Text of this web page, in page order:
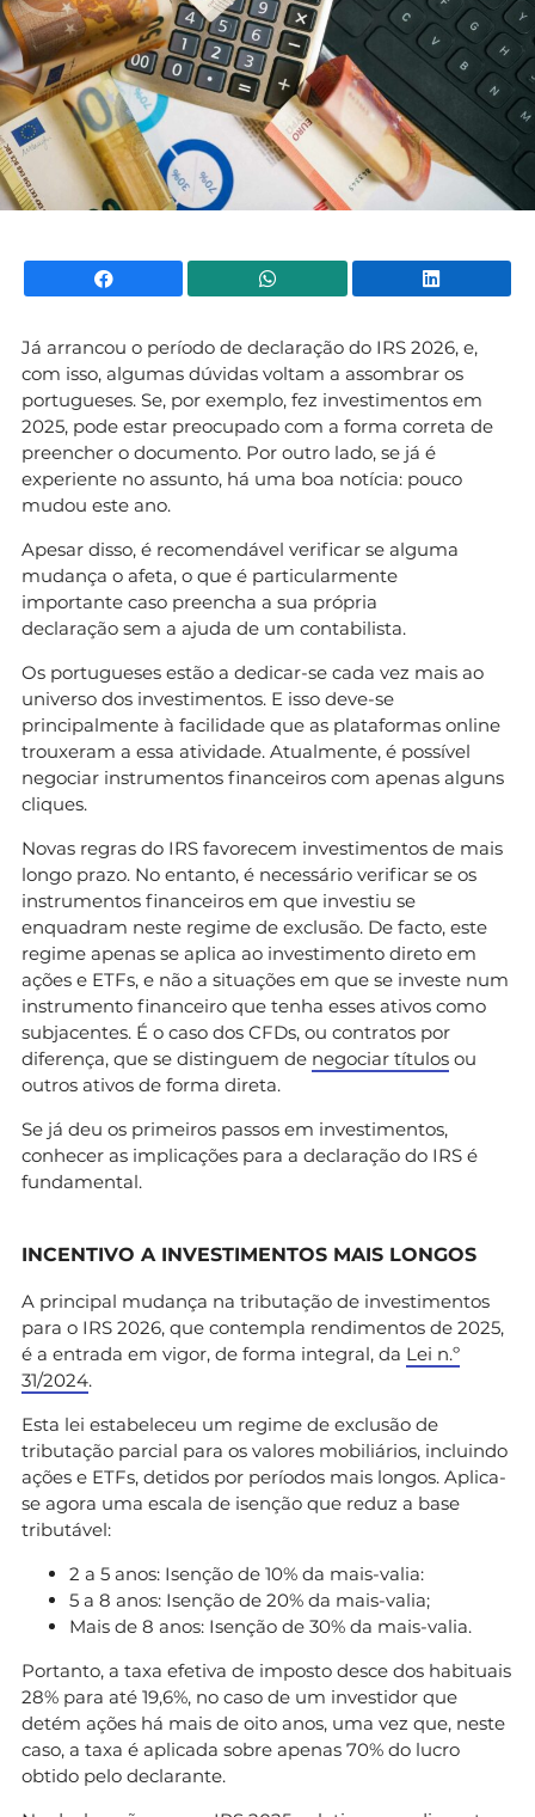
Facebook WhatsApp
Já arrancou o período de declaração do IRS 2026, e,
com isso, algumas dúvidas voltam a assombrar os
portugueses. Se, por exemplo, fez investimentos em
2025, pode estar preocupado com a forma correta de
preencher o documento. Por outro lado, se já é
experiente no assunto, há uma boa notícia: pouco
mudou este ano.
Apesar disso, é recomendável verificar se alguma
mudança o afeta, o que é particularmente
importante caso preencha a sua própria
declaração sem a ajuda de um contabilista.
Os portugueses estão a dedicar-se cada vez mais ao
universo dos investimentos. E isso deve-se
principalmente à facilidade que as plataformas online
trouxeram a essa atividade. Atualmente, é possível
negociar instrumentos financeiros com apenas alguns
cliques.
Novas regras do IRS favorecem investimentos de mais
longo prazo. No entanto, é necessário verificar se os
instrumentos financeiros em que investiu se
enquadram neste regime de exclusão. De facto, este
regime apenas se aplica ao investimento direto em
ações e ETFs, e não a situações em que se investe num
instrumento financeiro que tenha esses ativos como
subjacentes. É o caso dos CFDs, ou contratos por
diferença, que se distinguem de negociar títulos ou
outros ativos de forma direta.
Se já deu os primeiros passos em investimentos,
conhecer as implicações para a declaração do IRS é
fundamental.
INCENTIVO A INVESTIMENTOS MAIS LONGOS
A principal mudança na tributação de investimentos
para o IRS 2026, que contempla rendimentos de 2025,
é a entrada em vigor, de forma integral, da Lei n.º
31/2024.
Esta lei estabeleceu um regime de exclusão de
tributação parcial para os valores mobiliários, incluindo
ações e ETFs, detidos por períodos mais longos. Aplica-
se agora uma escala de isenção que reduz a base
tributável:
2 a 5 anos: Isenção de 10% da mais-valia:
5 a 8 anos: Isenção de 20% da mais-valia;
Mais de 8 anos: Isenção de 30% da mais-valia.
Portanto, a taxa efetiva de imposto desce dos habituais
28% para até 19,6%, no caso de um investidor que
detém ações há mais de oito anos, uma vez que, neste
caso, a taxa é aplicada sobre apenas 70% do lucro
obtido pelo declarante.